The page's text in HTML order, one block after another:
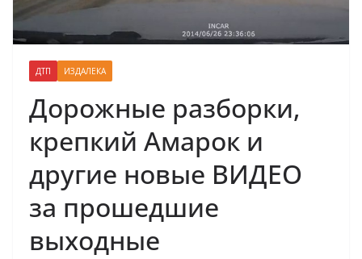
ДТП ИЗДАЛЕКА
Дорожные разборки,
крепкий Амарок и
другие новые ВИДЕО
за прошедшие
выходные